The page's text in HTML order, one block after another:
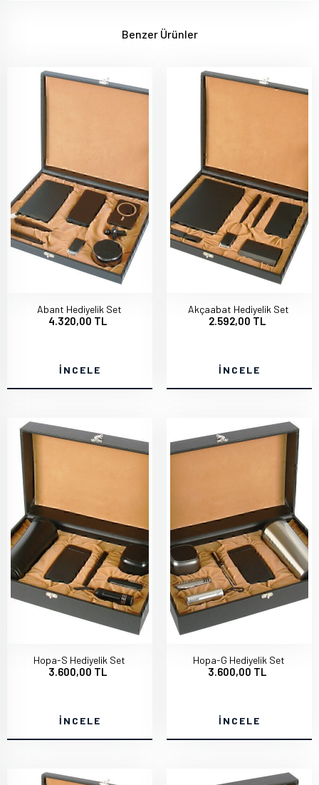
Benzer Ürünler
Abant Hediyelik Set
4.320,00 TL
İNCELE
Akçaabat Hediyelik Set
2.592,00 TL
İNCELE
Hopa-S Hediyelik Set
3.600,00 TL
İNCELE
Hopa-G Hediyelik Set
3.600,00 TL
İNCELE